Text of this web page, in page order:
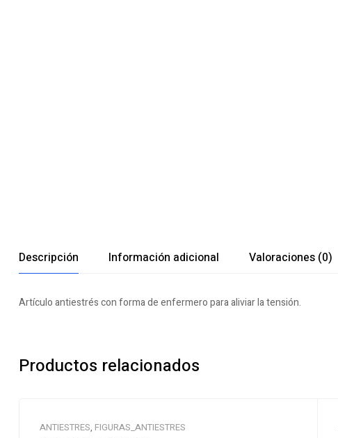
Descripción Información adicional Valoraciones (0)
Artículo antiestrés con forma de enfermero para aliviar la tensión.
Productos relacionados
ANTIESTRES, FIGURAS_ANTIESTRES